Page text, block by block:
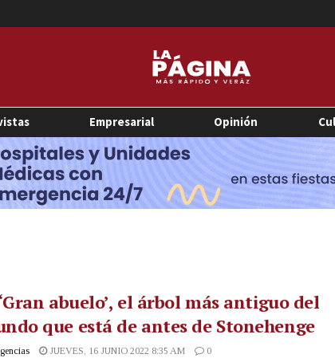
Empresarial Opinión
abuelo’, el árbol más antiguo del
que está de antes de Stonehenge
JUEVES, 16 JUNIO 2022 8:35 AM 0